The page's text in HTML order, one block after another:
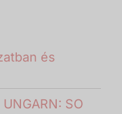
és
SO